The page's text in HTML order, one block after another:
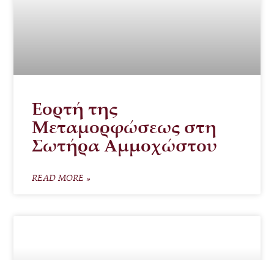
Εορτή της
Μεταμορφώσεως στη
Σωτήρα Αμμοχώστου
READ MORE »